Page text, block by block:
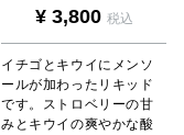
¥ 3,800 税込
イチゴとキウイにメンソ
ールが加わったリキッド
です。ストロベリーの甘
みとキウイの爽やかな酸